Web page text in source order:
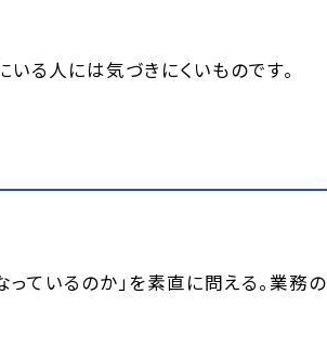
る人には気づきにくいものです。
ているのか」を素直に問える。業務の